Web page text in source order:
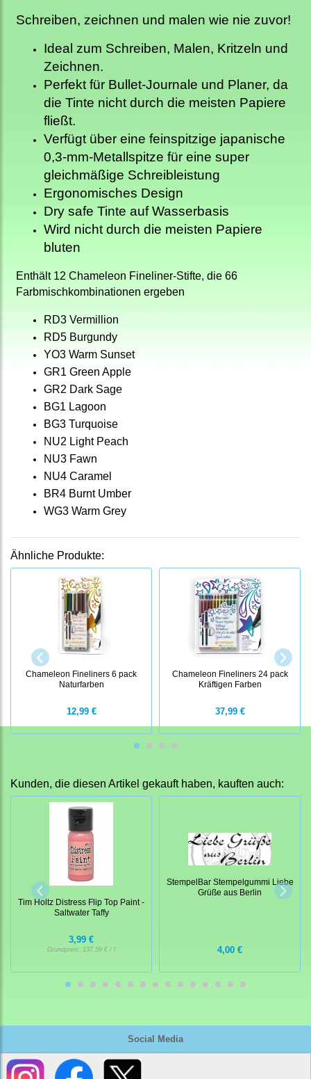
Social Media
Schreiben, zeichnen und malen wie nie zuvor!
Ideal zum Schreiben, Malen, Kritzeln und
Zeichnen.
Perfekt für Bullet-Journale und Planer, da
die Tinte nicht durch die meisten Papiere
fließt.
Verfügt über eine feinspitzige japanische
0,3-mm-Metallspitze für eine super
gleichmäßige Schreibleistung
Ergonomisches Design
Dry safe Tinte auf Wasserbasis
Wird nicht durch die meisten Papiere
bluten
Enthält 12 Chameleon Fineliner-Stifte, die 66
Farbmischkombinationen ergeben
RD3 Vermillion
RD5 Burgundy
YO3 Warm Sunset
GR1 Green Apple
GR2 Dark Sage
BG1 Lagoon
BG3 Turquoise
NU2 Light Peach
NU3 Fawn
NU4 Caramel
BR4 Burnt Umber
WG3 Warm Grey
Ähnliche Produkte:
Chameleon Fineliners 6 pack
Naturfarben
12,99 €
Chameleon Fineliners 24 pack
Kräftigen Farben
37,99 €
Kunden, die diesen Artikel gekauft haben, kauften auch:
Tim Holtz Distress Flip Top Paint -
Saltwater Taffy
3,99 €
Grundpreis: 137,59 € / l
StempelBar Stempelgummi Liebe
Grüße aus Berlin
4,00 €